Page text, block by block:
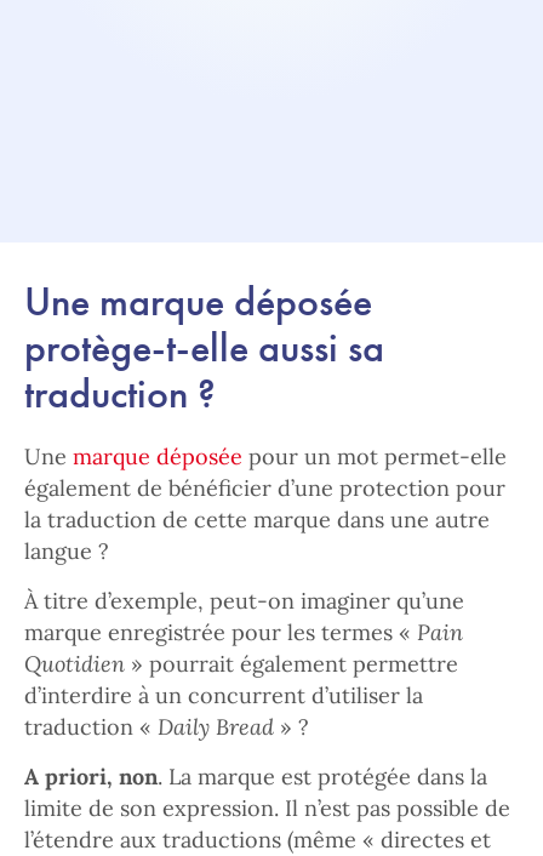
Une marque déposée
protège-t-elle aussi sa
traduction ?
Une marque déposée pour un mot permet-elle
également de bénéficier d’une protection pour
la traduction de cette marque dans une autre
langue ?
À titre d’exemple, peut-on imaginer qu’une
marque enregistrée pour les termes « Pain
Quotidien » pourrait également permettre
d’interdire à un concurrent d’utiliser la
traduction « Daily Bread » ?
A priori, non. La marque est protégée dans la
limite de son expression. Il n’est pas possible de
l’étendre aux traductions (même « directes et